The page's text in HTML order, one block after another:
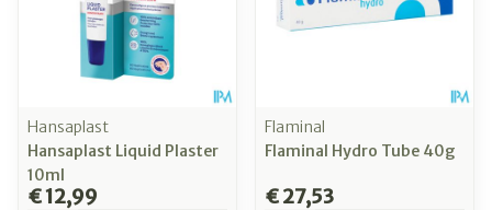
Hansaplast
Hansaplast Liquid Plaster
10ml
€ 12,99
Flaminal
Flaminal Hydro Tube 40g
€ 27,53